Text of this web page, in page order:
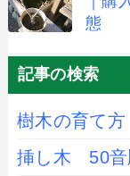
態
記事の検索
樹木の育て
挿し木 50音